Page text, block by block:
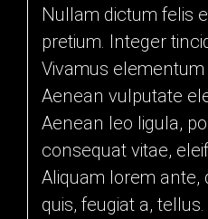
Nullam dictum felis
pretium. Integer
Vivamus
Aenean vulputate
Aenean leo ligula,
consequat vitae,
Aliquam lorem ante,
quis, feugiat a, tellus.